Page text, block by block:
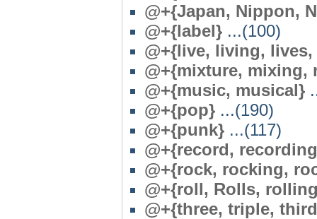
@+{Japan, Nippon,
@+{label} ...(100)
@+{live, living,
@+{mixture, mixing,
@+{music, musical}
@+{pop} ...(190)
@+{punk} ...(117)
@+{record,
@+{rock, rocking,
@+{roll, Rolls,
@+{three, triple,